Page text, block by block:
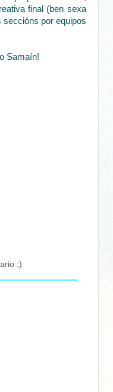
final (ben sexa
seccións por equipos
Samaín!
:)